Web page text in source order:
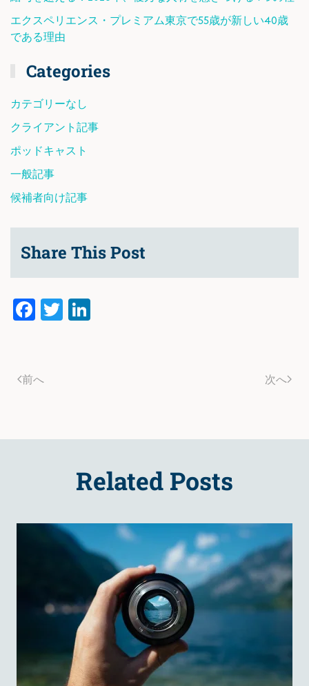
エクスペリエンス・プレミアム東京で55歳が新しい40歳
である理由
Categories
カテゴリーなし
クライアント記事
ポッドキャスト
一般記事
候補者向け記事
Share This Post
Facebook
Twitter
前へ 次へ
Related Posts